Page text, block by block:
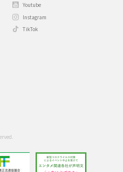
Youtube
Instagram
TikTok